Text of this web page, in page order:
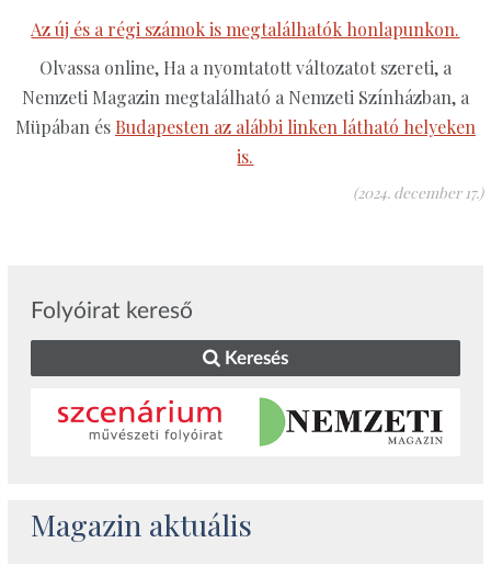
Az új és a régi számok is megtalálhatók honlapunkon.
Olvassa online, Ha a nyomtatott változatot szereti, a
Nemzeti Magazin megtalálható a Nemzeti Színházban, a
Müpában és Budapesten az alábbi linken látható helyeken
is.
(2024. december 17.)
Folyóirat kereső
Keresés
Magazin aktuális